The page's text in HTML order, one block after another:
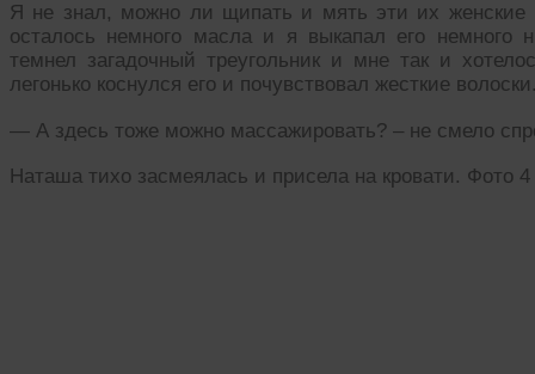
Я не знал, можно ли щипать и мять эти их женские
осталось немного масла и я выкапал его немного
темнел загадочный треугольник и мне так и
легонько коснулся его и почувствовал жесткие
— А здесь тоже можно массажировать? – не смело
Наташа тихо засмеялась и присела на кровати. Фото 4